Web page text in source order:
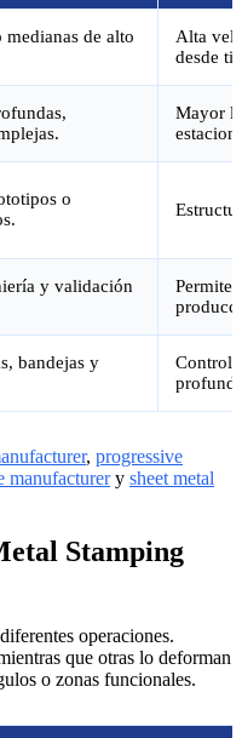
medianas de alto
Alta
desde
Mayor
o
y validación
Permite
bandejas y
Control
, progressive
manufacturery sheet metal
Stamping
operaciones.
que otras lo deforman
o zonas funcionales.